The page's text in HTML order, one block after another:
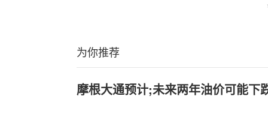
为你推荐
摩根大通预计;未来两年油价可能下